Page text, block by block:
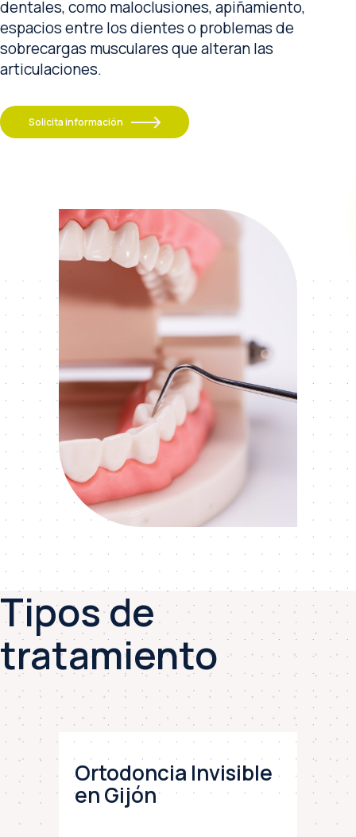
dentales, como maloclusiones, apiñamiento,
espacios entre los dientes o problemas de
sobrecargas musculares que alteran las
articulaciones.
Solicita información
Tipos de
tratamiento
Ortodoncia Invisible
en Gijón